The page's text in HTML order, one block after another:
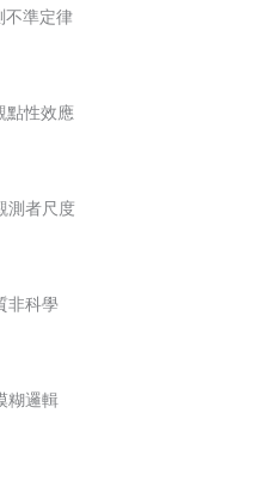
不準定律
點性效應
測者尺度
非科學
糊邏輯